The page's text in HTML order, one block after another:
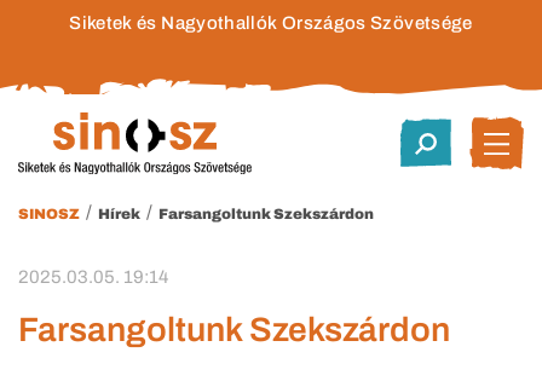
Siketek és Nagyothallók Országos Szövetsége
SINOSZ / Hírek / Farsangoltunk Szekszárdon
2025.03.05. 19:14
Farsangoltunk Szekszárdon